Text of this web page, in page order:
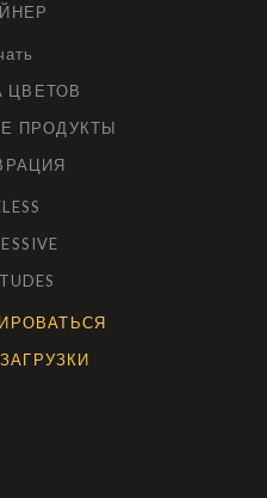
ЦВЕТОВ
ПРОДУКТЫ